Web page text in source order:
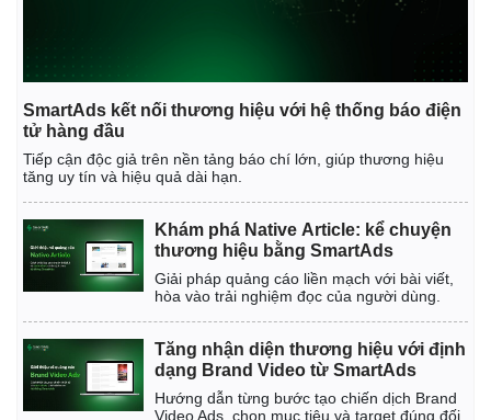
SmartAds kết nối thương hiệu với hệ thống báo điện
tử hàng đầu
Tiếp cận độc giả trên nền tảng báo chí lớn, giúp thương hiệu
tăng uy tín và hiệu quả dài hạn.
Khám phá Native Article: kể chuyện
thương hiệu bằng SmartAds
Giải pháp quảng cáo liền mạch với bài viết,
hòa vào trải nghiệm đọc của người dùng.
Tăng nhận diện thương hiệu với định
dạng Brand Video từ SmartAds
Hướng dẫn từng bước tạo chiến dịch Brand
Video Ads, chọn mục tiêu và target đúng đối